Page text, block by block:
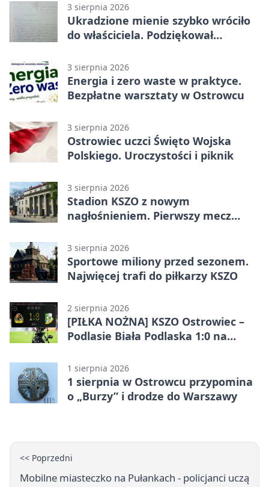
3 sierpnia 2026
Ukradzione mienie szybko wróciło
do właściciela. Podziękował
3 sierpnia 2026
Energia i zero waste w praktyce.
Bezpłatne warsztaty w Ostrowcu
3 sierpnia 2026
Ostrowiec uczci Święto Wojska
Polskiego. Uroczystości i piknik
3 sierpnia 2026
Stadion KSZO z nowym
nagłośnieniem. Pierwszy mecz
3 sierpnia 2026
Sportowe miliony przed sezonem.
Najwięcej trafi do piłkarzy KSZO
2 sierpnia 2026
[PIŁKA NOŻNA] KSZO Ostrowiec –
Podlasie Biała Podlaska 1:0 na
(Grupa IV)
1 sierpnia 2026
1 sierpnia w Ostrowcu przypomina
o „Burzy” i drodze do Warszawy
<< Poprzedni
Mobilne miasteczko na Pułankach - policjanci uczą